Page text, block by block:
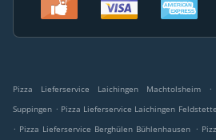
Pizza Lieferservice Laichingen Machtolsheim .
Suppingen . Pizza Lieferservice Laichingen
. Pizza Lieferservice Berghülen Bühlenhausen .